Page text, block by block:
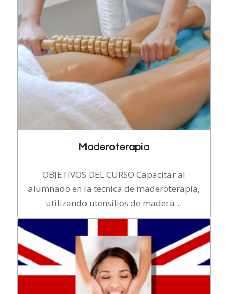
Maderoterapia
OBJETIVOS DEL CURSO Capacitar al
alumnado en la técnica de maderoterapia,
utilizando utensilios de madera…